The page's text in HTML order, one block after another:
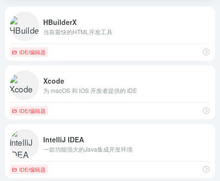
HBuilderX
当前最快的HTML开发工具
IDE/编辑器
Xcode
为 macOS 和 iOS 开发者提供的 IDE
IDE/编辑器
IntelliJ IDEA
一款功能强大的Java集成开发环境
IDE/编辑器